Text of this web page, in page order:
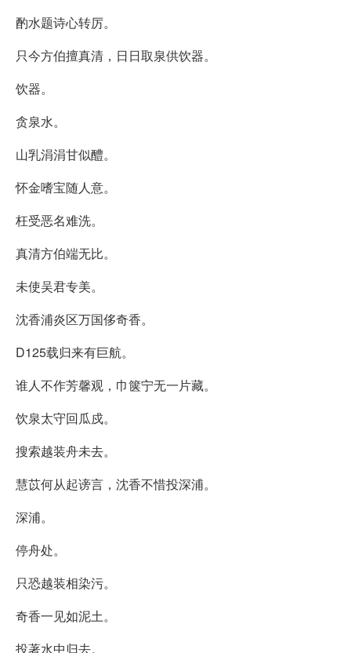
酌水题诗心转厉。
只今方伯擅真清，日日取泉供饮器。
饮器。
贪泉水。
山乳涓涓甘似醴。
怀金嗜宝随人意。
枉受恶名难洗。
真清方伯端无比。
未使吴君专美。
沈香浦炎区万国侈奇香。
D125载归来有巨航。
谁人不作芳馨观，巾箧宁无一片藏。
饮泉太守回瓜戍。
搜索越装舟未去。
慧苡何从起谤言，沈香不惜投深浦。
深浦。
停舟处。
只恐越装相染污。
奇香一见如泥土。
投著水中归去。